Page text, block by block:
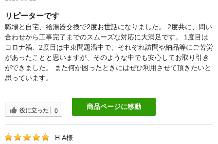
リピーターです
職場と自宅、給湯器交換で2度お世話になりました。 2度共に、問い
合わせから工事完了までのスムーズな対応に大満足です。 1度目は
コロナ禍、2度目は中東問題渦中で、それぞれ訪問や納品等にご苦労
があったことと思いますが、そのような中でも安心してお取り引き
ができました。 また何か困ったときにはぜひ利用させて頂きたいと
思っています。
役に立った 0 商品ページに移動
H.A様